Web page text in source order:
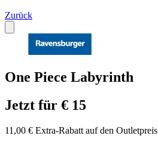
Zurück
One Piece Labyrinth
Jetzt für € 15
11,00 € Extra-Rabatt auf den Outletpreis